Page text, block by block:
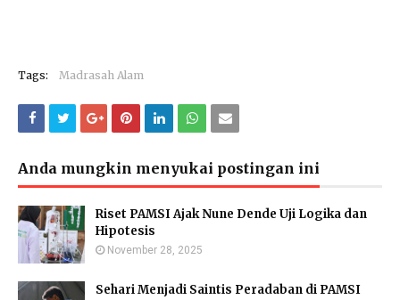
Tags: Madrasah Alam
Anda mungkin menyukai postingan ini
Riset PAMSI Ajak Nune Dende Uji Logika dan
Hipotesis
November 28, 2025
Sehari Menjadi Saintis Peradaban di PAMSI